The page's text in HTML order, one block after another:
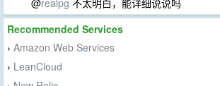
@realpg 不太明白，能详细说说吗
Recommended Services
› Amazon Web Services
› LeanCloud